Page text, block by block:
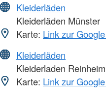
Kleiderläden
Kleiderläden Münster
Karte: Link zur
Kleiderläden
Kleiderladen Reinheim
Karte: Link zur